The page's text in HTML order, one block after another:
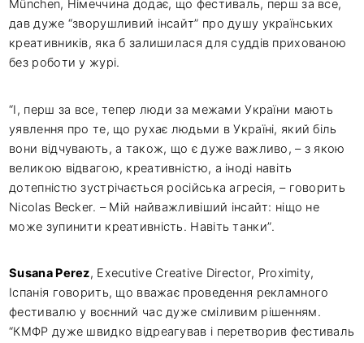
München, Німеччина додає, що фестиваль, перш за все,
дав дуже “зворушливий інсайт” про душу українських
креативників, яка б залишилася для суддів прихованою
без роботи у журі.
“І, перш за все, тепер люди за межами України мають
уявлення про те, що рухає людьми в Україні, який біль
вони відчувають, а також, що є дуже важливо, – з якою
великою відвагою, креативністю, а іноді навіть
дотепністю зустрічається російська агресія, – говорить
Nicolas Becker. – Мій найважливіший інсайт: ніщо не
може зупинити креативність. Навіть танки”.
Susana Perez, Executive Creative Director, Proximity,
Іспанія говорить, що вважає проведення рекламного
фестивалю у воєнний час дуже сміливим рішенням.
“КМФР дуже швидко відреагував і перетворив фестиваль